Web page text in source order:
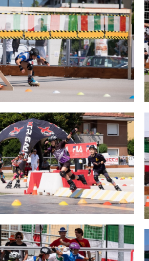
Privacy Policy